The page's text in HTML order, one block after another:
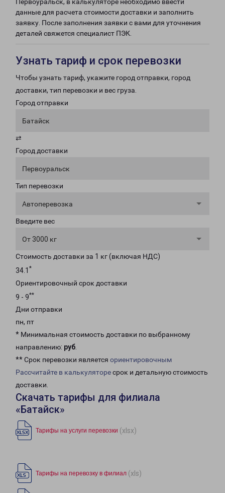
данные для расчета стоимости доставки и заполнить
заявку. После заполнения заявки с вами для уточнения
деталей свяжется специалист ПЭК.
Узнать тариф и срок перевозки
Чтобы узнать тариф, укажите город отправки, город
доставки, тип перевозки и вес груза.
Город отправки
Батайск
⇄
Город доставки
Первоуральск
Тип перевозки
Автоперевозка
Введите вес
От 3000 кг
Стоимость доставки за 1 кг (включая НДС)
34.1 *
Ориентировочный срок доставки
9 - 9**
Дни отправки
пн, пт
* Минимальная стоимость доставки по выбранному
направлению: руб.
** Срок перевозки является ориентировочным
Рассчитайте в калькуляторесрок и детальную стоимость
доставки.
Скачать тарифы для филиала
«Батайск»
Тарифы на услуги перевозки (xlsx)
Тарифы на перевозку в филиал (xls)